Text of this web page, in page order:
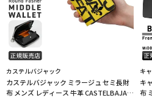
カステルバジャック
カステルバジャック ミラージュ セミ長財
布 メンズ レディース 牛革 CASTELBAJAC
キ
キ
布